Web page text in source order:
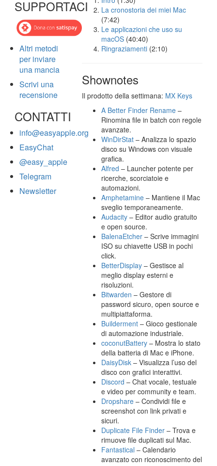
SUPPORTACI
Altri metodi
per inviare
una mancia
Scrivi una
recensione
CONTATTI
info@easyapple.org
EasyChat
@easy_apple
Telegram
Newsletter
La cronostoria dei miei Mac
(7:42)
Le applicazioni che uso su
macOS (40:40)
Ringraziamenti (2:10)
Shownotes
Il prodotto della settimana: MX Keys
A Better Finder Rename –
Rinomina file in batch con regole
avanzate.
WinDirStat – Analizza lo spazio
disco su Windows con visuale
grafica.
Alfred – Launcher potente per
ricerche, scorciatoie e
automazioni.
Amphetamine – Mantiene il Mac
sveglio temporaneamente.
Audacity – Editor audio gratuito
e open source.
BalenaEtcher – Scrive immagini
ISO su chiavette USB in pochi
click.
BetterDisplay – Gestisce al
meglio display esterni e
risoluzioni.
Bitwarden – Gestore di
password sicuro, open source e
multipiattaforma.
Builderment – Gioco gestionale
di automazione industriale.
coconutBattery – Mostra lo stato
della batteria di Mac e iPhone.
DaisyDisk – Visualizza l’uso del
disco con grafici interattivi.
Discord – Chat vocale, testuale
e video per community e team.
Dropshare – Condividi file e
screenshot con link privati e
sicuri.
Duplicate File Finder – Trova e
rimuove file duplicati sul Mac.
Fantastical – Calendario
avanzato con riconoscimento del